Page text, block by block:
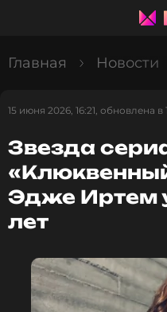
Главная Новости
15 июня 2026, 16:21, обновлена в
Звезда
Эдже Иртем
лет